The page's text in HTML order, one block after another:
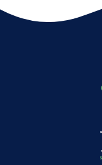
Empresa
Empresa de
Empresa de
Empresa de
Empresa de
Empresa de
Empresa de
Empresa de
Empresa de